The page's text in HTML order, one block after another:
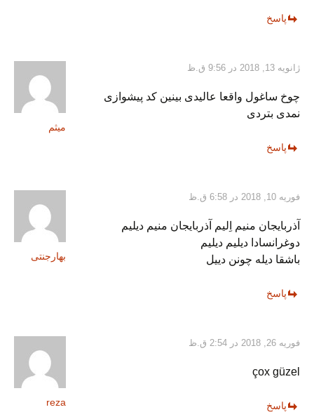
پاسخ
میثم
ژانویه 13, 2018 در 9:56 ق.ظ
چوخ ساغول واقعا عالیدی بینین کد پیشوازی
نمدی بتردی
پاسخ
بهارجنتی
فوریه 10, 2018 در 6:58 ق.ظ
آذربایجان منیم اِلیم آذربایجان منیم دیلیم
دوغرانسادا دیلیم دیلیم
باشقا دیله چونن دییل
پاسخ
reza
فوریه 26, 2018 در 2:54 ق.ظ
çox güzel
پاسخ